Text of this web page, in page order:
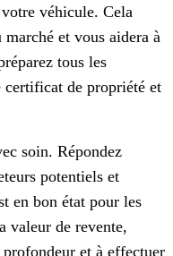
véhicule. Cela
et vous aidera à
tous les
certificat de propriété et
soin. Répondez
potentiels et
en bon état pour les
valeur de revente,
et à effectuer